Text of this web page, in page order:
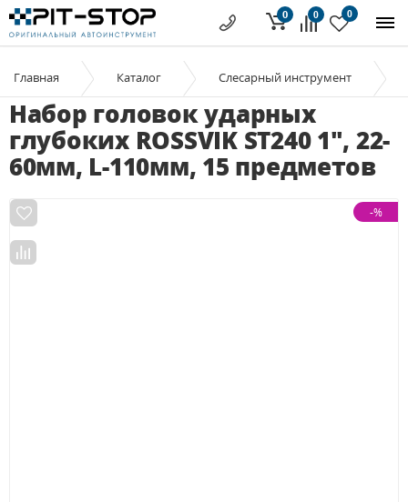
0 0
0
Главная Каталог Слесарный инструмент
Набор головок ударных
глубоких ROSSVIK ST240 1", 22-
60мм, L-110мм, 15 предметов
-%